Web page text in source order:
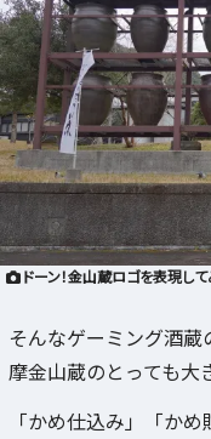
ドーン！金山蔵ロゴを表現して
そんなゲーミング酒
摩金山蔵のとっても大
「かめ仕込み」「か